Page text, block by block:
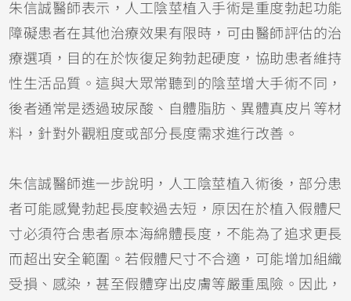
朱信誠醫師表示，人工陰莖植入手術是重度勃起功能
障礙患者在其他治療效果有限時，可由醫師評估的治
療選項，目的在於恢復足夠勃起硬度，協助患者維持
性生活品質。這與大眾常聽到的陰莖增大手術不同，
後者通常是透過玻尿酸、自體脂肪、異體真皮片等材
料，針對外觀粗度或部分長度需求進行改善。
朱信誠醫師進一步說明，人工陰莖植入術後，部分患
者可能感覺勃起長度較過去短，原因在於植入假體尺
寸必須符合患者原本海綿體長度，不能為了追求更長
而超出安全範圍。若假體尺寸不合適，可能增加組織
受損、感染，甚至假體穿出皮膚等嚴重風險。因此，